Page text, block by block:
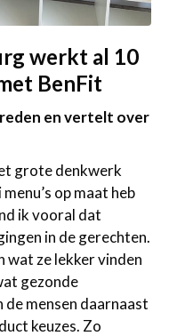
werkt al 10
BenFit
en vertelt over
grote denkwerk
op maat heb
ik vooral dat
in de gerechten.
wat ze lekker vinden
gezonde
mensen daarnaast
keuzes. Zo